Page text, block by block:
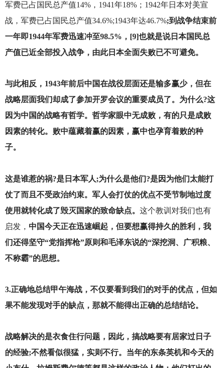
军费已占国民总产值14%，1941年18%；1942年日本对美宣
战，军费已占国民总产值34.6%;1943年达46.7%;到战争结束前
一年即1944年军费迅速冲至98.5%，[9]也就是说日本国民总
产值已近全部投入战争，由此日本全面失败已不可避免。
与此相反，1943年前后中国在战役层面还是输多赢少，但在
战略层面我们却成了参加开罗会议的重要成员了。为什么?这
因为中国的战略有哲学。哲学家眼中无成败，有的只是成败
因素的转化。败中蕴藏着赢的因素，赢中也孕育着败的种
子。
这是谁惹的祸?是日本军人;为什么是他们?是因为他们太能打
仗了而且不受政治约束。军人会打仗的优点不受节制地过度
使用就转化成了毁灭国家的致命缺点。 这个教训对我们也有
启发， 中国今天正在迅速崛起，但要想赢得持久的胜利，我
们还得坚守“党指挥枪”原则和毛泽东说的“深挖洞、广积粮、
不称霸”的思想。
3.正确地总结甲午海战，不仅要看到我们的对手的优点，但如
果不能发现对手的缺点，那就不能得出正确的总结结论。
战略解决的是衣食住行问题，因此，搞战略要有居家过日子
的经验;不然看似很猛，实则不行。当年的东条英机和今天的